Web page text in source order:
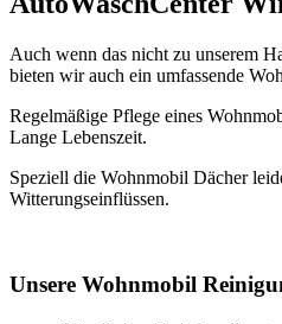
Auch wenn das nicht zu unserem
bieten wir auch ein umfassende
Regelmäßige Pflege eines
Lange Lebenszeit.
Speziell die Wohnmobil Dächer
Witterungseinflüssen.
Unsere Wohnmobil